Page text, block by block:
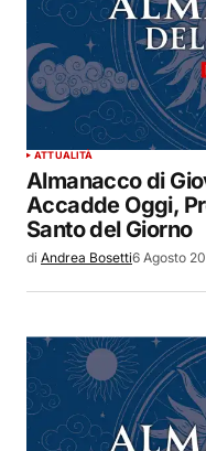
ATTUALITÀ
Almanacco di
Accadde Oggi,
Santo del Giorno
di Andrea Bosetti6 Agosto